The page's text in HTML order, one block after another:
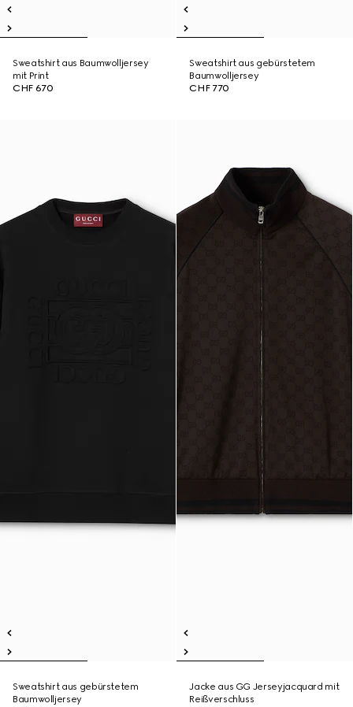
Sweatshirt aus Baumwolljersey
mit Print
CHF 670
Sweatshirt aus gebürstetem
Baumwolljersey
CHF 770
Sweatshirt aus gebürstetem
Baumwolljersey
Jacke aus GG Jerseyjacquard mit
Reißverschluss